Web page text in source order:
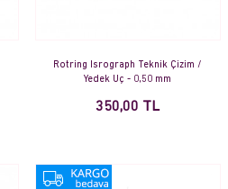
Rotring Isrograph Teknik Çizim /
Yedek Uç - 0,50 mm
350,00 TL